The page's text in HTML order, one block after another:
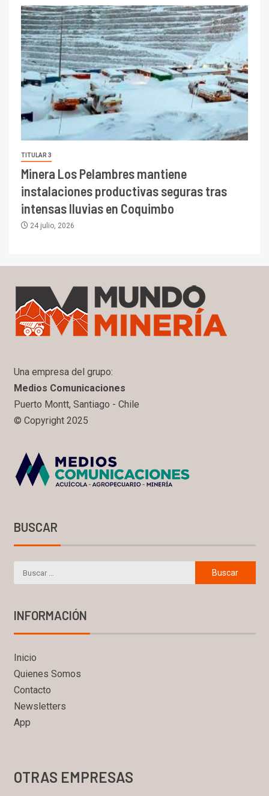
TITULAR 3
Minera Los Pelambres mantiene
instalaciones productivas seguras tras
intensas lluvias en Coquimbo
24 julio, 2026
Una empresa del grupo:
Medios Comunicaciones
Puerto Montt, Santiago - Chile
© Copyright 2025
BUSCAR
INFORMACIÓN
Inicio
Quienes Somos
Contacto
Newsletters
App
OTRAS EMPRESAS